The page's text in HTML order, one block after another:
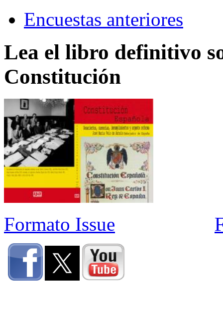
Encuestas anteriores
Lea el libro definitivo
Constitución
Formato Issue